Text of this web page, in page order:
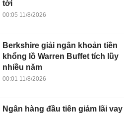
tới
00:05 11/8/2026
Berkshire giải ngân khoản tiền
khổng lồ Warren Buffet tích lũy
nhiều năm
00:01 11/8/2026
Ngân hàng đầu tiên giảm lãi vay